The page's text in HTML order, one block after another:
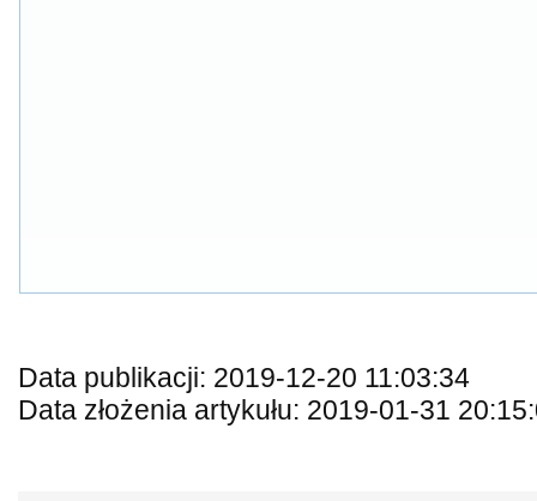
Data publikacji: 2019-12-20 11:03:34
Data złożenia artykułu: 2019-01-31